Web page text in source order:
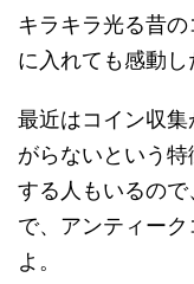
キラキラ光る昔
に入れても感動し
最近はコイン収
がらないという
する人もいるの
で、アンティー
よ。